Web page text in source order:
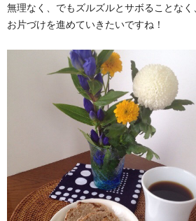
無理なく、でもズルズルとサボることな
お片づけを進めていきたいですね！